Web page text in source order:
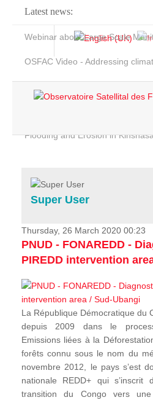
Latest news:
Webinar about Large Scale
OSFAC Video - Addressing
Flooding and Erosion in
Home
Services
Projects
News & Stories
Super User
Thursday, 26 March 2020 00:23
PNUD - FONAREDD -
PIREDD intervention
La République Démocratique du
depuis 2009 dans le
Emissions liées à la
forêts connu sous le nom du
novembre 2012, le pays s’est
nationale REDD+ qui s’inscrit
transition du Congo vers